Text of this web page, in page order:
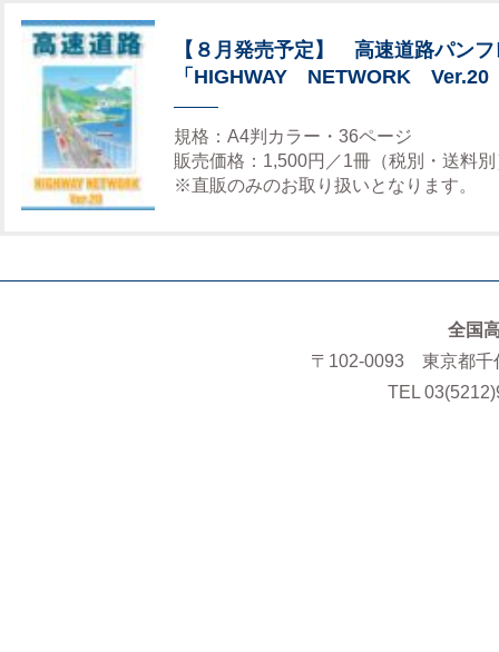
【８月発売予定】 高速道路パンフ
「HIGHWAY NETWORK Ver.20
規格：A4判カラー・36ページ
販売価格：1,500円／1冊（税別・送料別
※直販のみのお取り扱いとなります。
全国
〒102-0093 東京都千
TEL